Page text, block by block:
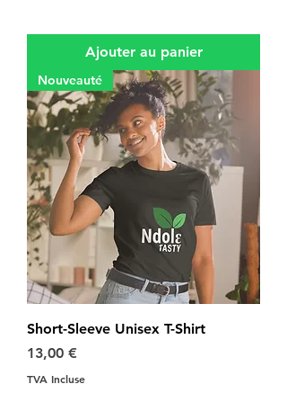
Ajouter au panier
Nouveauté
Short-Sleeve Unisex T-Shirt
Prix
13,00 €
TVA Incluse